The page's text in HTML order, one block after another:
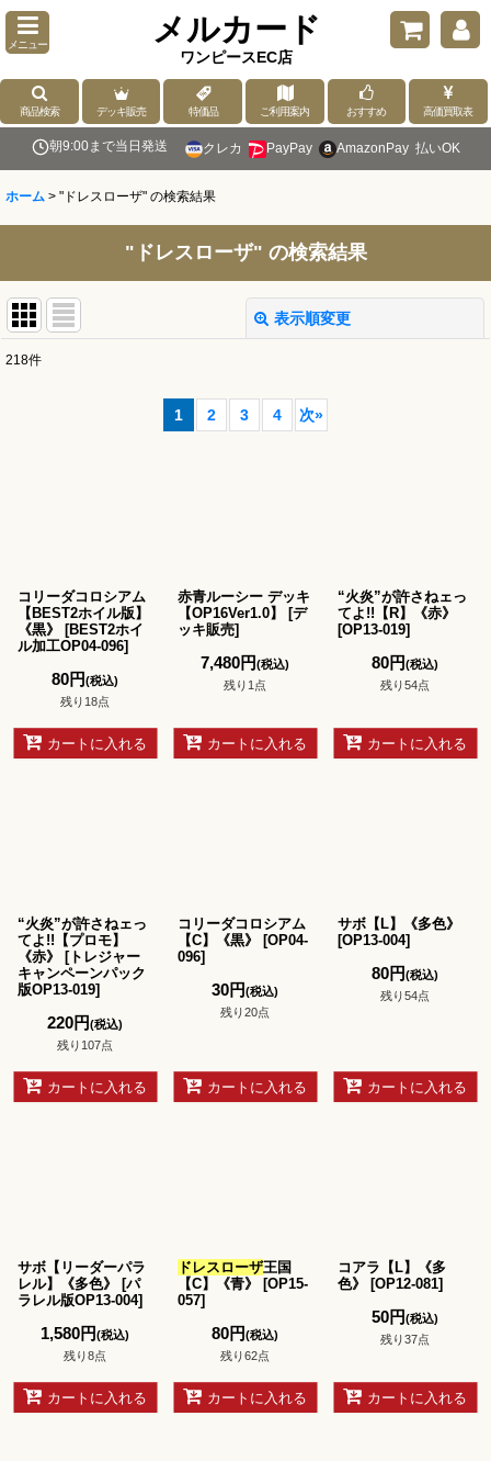
メニュー メルカード
ワンピースEC店
商品検索 デッキ販売 特価品 ご利用案内 おすすめ 高価買取表
朝9:00まで当日発送 クレカ PayPay AmazonPay 払いOK
ホーム > "ドレスローザ" の検索結果
"ドレスローザ" の検索結果
表示順変更
218件
1 2 3 4 次»
コリーダコロシアム
【BEST2ホイル版】
《黒》
[BEST2ホイ
ル加工OP04-096]
80円(税込)
残り18点
カートに入れる
赤青ルーシー デッキ
【OP16Ver1.0】
[デ
ッキ販売]
7,480円(税込)
残り1点
カートに入れる
“火炎”が許さねェっ
てよ!!【R】《赤》
[OP13-019]
80円(税込)
残り54点
カートに入れる
“火炎”が許さねェっ
てよ!!【プロモ】
《赤》
[トレジャー
キャンペーンパック
版OP13-019]
220円(税込)
残り107点
カートに入れる
コリーダコロシアム
【C】《黒》
[OP04-
096]
30円(税込)
残り20点
カートに入れる
サボ【L】《多色》
[OP13-004]
80円(税込)
残り54点
カートに入れる
サボ【リーダーパラ
レル】《多色》
[パ
ラレル版OP13-004]
1,580円(税込)
残り8点
カートに入れる
ドレスローザ王国
【C】《青》
[OP15-
057]
80円(税込)
残り62点
カートに入れる
コアラ【L】《多
色》
[OP12-081]
50円(税込)
残り37点
カートに入れる